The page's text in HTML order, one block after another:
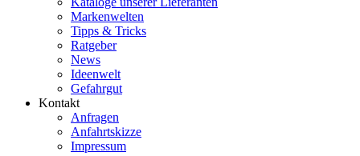
Markenwelten
Tipps & Tricks
Ratgeber
News
Ideenwelt
Gefahrgut
Kontakt
Anfragen
Anfahrtskizze
Impressum